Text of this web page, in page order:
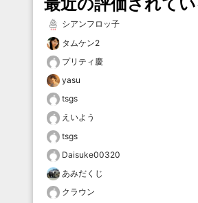
最近の評価されて
シアンフロッ子
タムケン2
プリティ慶
yasu
tsgs
えいよう
tsgs
Daisuke00320
あみだくじ
クラウン